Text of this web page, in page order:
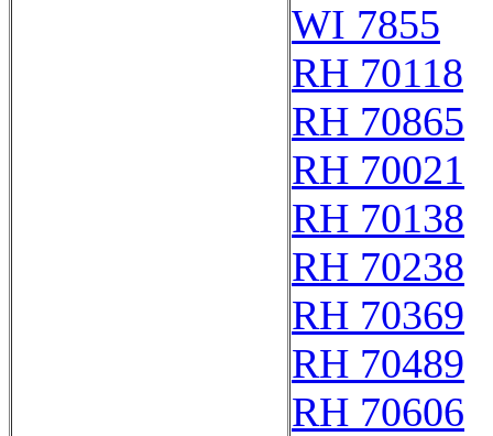
WI 7855
RH 70118
RH 70865
RH 70021
RH 70138
RH 70238
RH 70369
RH 70489
RH 70606